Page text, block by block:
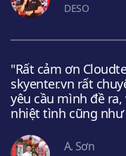
DESO
"Rất cảm ơn
skyenter.vn rất
yêu cầu mình đề
nhiệt tình cũng
A. Sơn